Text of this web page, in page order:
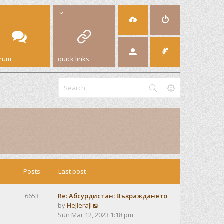
quick links
Posts Last post
6653
Re: Абсурдистан: Възраждането
byHeJIeraJI
i
Sun Mar 12, 2023 1:18 pm